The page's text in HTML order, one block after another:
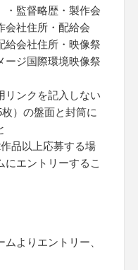
・監督略歴・製作会
会社住所・配給会
給会社住所・映像祭
ージ国際環境映像祭
ンクを記入しない
）の盤面と封筒に
品以上応募する場
エントリーするこ
よりエントリー、